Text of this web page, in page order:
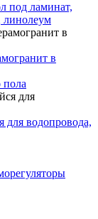
под ламинат,
в
водопровода,